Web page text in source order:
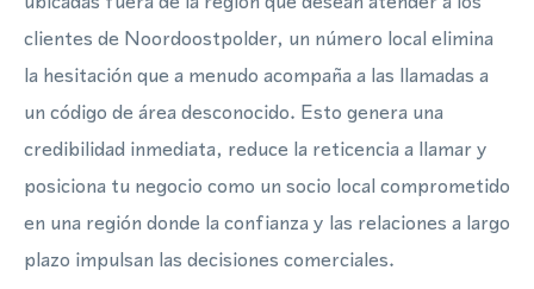
clientes de Noordoostpolder, un número local elimina
la hesitación que a menudo acompaña a las llamadas a
un código de área desconocido. Esto genera una
credibilidad inmediata, reduce la reticencia a llamar y
posiciona tu negocio como un socio local comprometido
en una región donde la confianza y las relaciones a largo
plazo impulsan las decisiones comerciales.